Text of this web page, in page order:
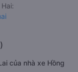
của nhà xe Hồng